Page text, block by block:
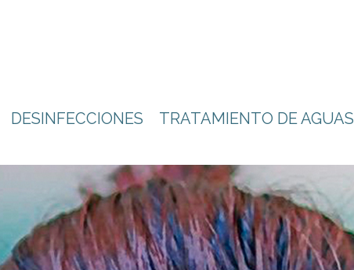
DESINFECCIONES TRATAMIENTO DE AGUAS